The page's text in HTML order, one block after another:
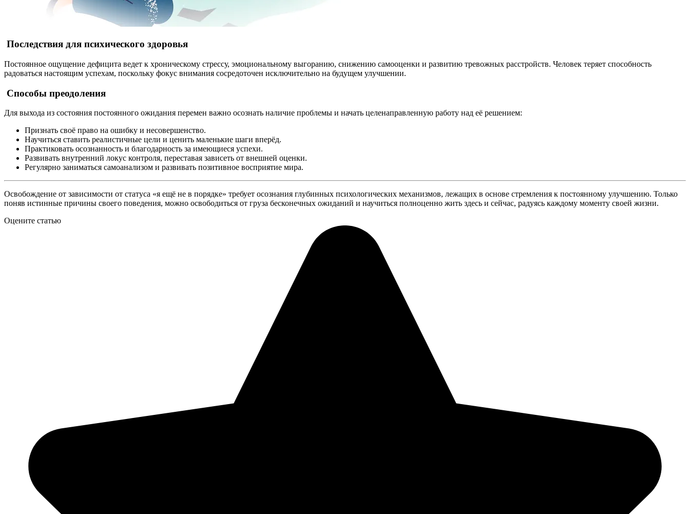
Последствия для психического здоровья
Постоянное ощущение дефицита ведет к хроническому стрессу, эмоциональному выгоранию, снижению самооценки и развитию тревожных расстройств. Человек теряет способность
радоваться настоящим успехам, поскольку фокус внимания сосредоточен исключительно на будущем улучшении.
Способы преодоления
Для выхода из состояния постоянного ожидания перемен важно осознать наличие проблемы и начать целенаправленную работу над её решением:
Признать своё право на ошибку и несовершенство.
Научиться ставить реалистичные цели и ценить маленькие шаги вперёд.
Практиковать осознанность и благодарность за имеющиеся успехи.
Развивать внутренний локус контроля, переставая зависеть от внешней оценки.
Регулярно заниматься самоанализом и развивать позитивное восприятие мира.
Освобождение от зависимости от статуса «я ещё не в порядке» требует осознания глубинных психологических механизмов, лежащих в основе стремления к постоянному улучшению. Только
поняв истинные причины своего поведения, можно освободиться от груза бесконечных ожиданий и научиться полноценно жить здесь и сейчас, радуясь каждому моменту своей жизни.
Оцените статью